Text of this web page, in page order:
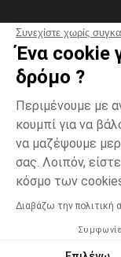
Συνεχίστε χωρίς
Ένα cookie
δρόμο ?
Περιμένουμε με
κουμπί για να
να μαζέψουμε
σας. Λοιπόν,
κόσμο των
Διαβάζω την πολιτική
Ροζ
H Orchestra
μεσολάβησης της